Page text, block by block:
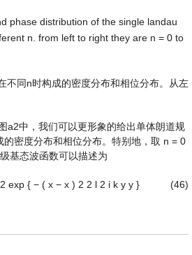
phase distribution of the single landau
n. from left to right they are n = 0 to
不同n时构成的密度分布和相位分布。从左
a2中，我们可以更形象的给出单体朗道规
密度分布和相位分布。特别地，取 n = 0
基态波函数可以描述为
2 exp { − ( x − x ) 2 2 l 2 i k y y } (46)